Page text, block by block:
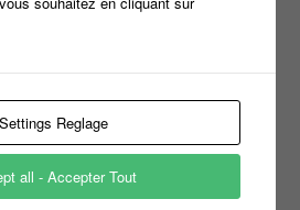
sa place
Settings Reglage
all - Accepter Tout